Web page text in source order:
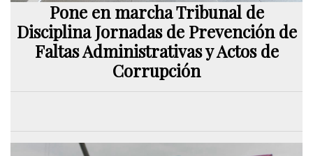
Pone en marcha Tribunal de
Disciplina Jornadas de Prevención de
Faltas Administrativas y Actos de
Corrupción